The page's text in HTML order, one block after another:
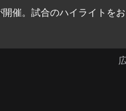
催。試合のハイライトをお